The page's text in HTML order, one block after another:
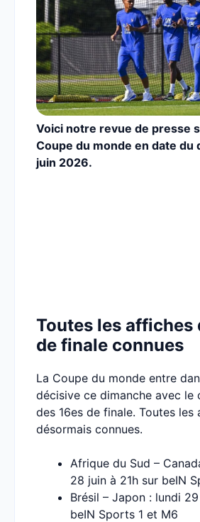
Voici notre revue de presse
Coupe du monde en date du
juin 2026.
Toutes les affiches
de finale connues
La Coupe du monde entre
décisive ce dimanche avec le
des 16es de finale. Toutes les
désormais connues.
Afrique du Sud –
28 juin à 21h sur beIN
Brésil – Japon : lundi
beIN Sports 1 et M6